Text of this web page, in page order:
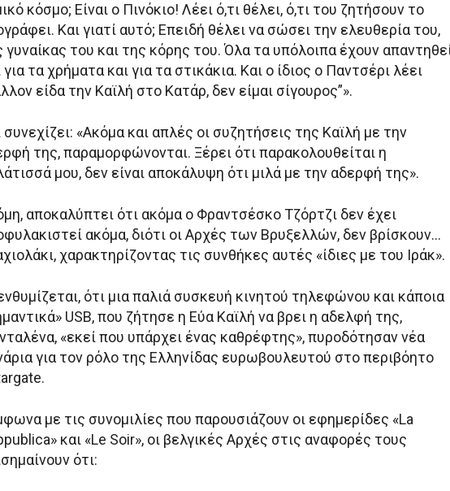
κόσμο; Είναι ο Πινόκιο! Λέει ό,τι θέλει, ό,τι του ζητήσουν το
Και γιατί αυτό; Επειδή θέλει να σώσει την ελευθερία του,
γυναίκας του και της κόρης του. Όλα τα υπόλοιπα έχουν
για τα χρήματα και για τα στικάκια. Και ο ίδιος ο Παντσέρι λέει
είδα την Καϊλή στο Κατάρ, δεν είμαι σίγουρος”».
συνεχίζει: «Ακόμα και απλές οι συζητήσεις της Καϊλή με την
της, παραμορφώνονται. Ξέρει ότι παρακολουθείται η
μου, δεν είναι αποκάλυψη ότι μιλά με την αδερφή της».
αποκαλύπτει ότι ακόμα ο Φραντσέσκο Τζόρτζι δεν έχει
ακόμα, διότι οι Αρχές των Βρυξελλών, δεν βρίσκουν…
χαρακτηρίζοντας τις συνθήκες αυτές «ίδιες με του Ιράκ».
ότι μια παλιά συσκευή κινητού τηλεφώνου και κάποια
USB, που ζήτησε η Εύα Καϊλή να βρει η αδελφή της,
«εκεί που υπάρχει ένας καθρέφτης», πυροδότησαν νέα
για τον ρόλο της Ελληνίδας ευρωβουλευτού στο περιβόητο
με τις συνομιλίες που παρουσιάζουν οι εφημερίδες «La
και «Le Soir», οι βελγικές Αρχές στις αναφορές τους
ότι: